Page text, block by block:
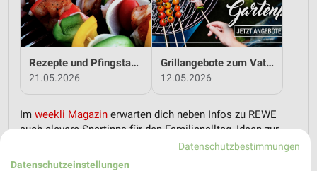
Rezepte und Pfingstangebote bei REWE!
21.05.2026
Grillangebote zum Vatertag bei REWE!
12.05.2026
Im weekli Magazin erwarten dich neben Infos zu REWE
auch clevere Spartipps für den Familienalltag, Ideen zur
Haushaltsplanung und einfache Wege, dein Budget
nachhaltig zu entlasten.
Datenschutzbestimmungen
Datenschutzeinstellungen